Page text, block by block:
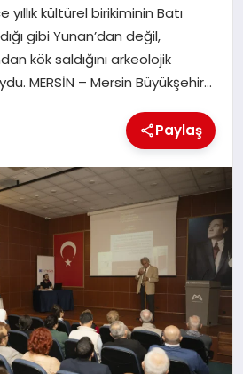
yıllık kültürel birikiminin Batı
gibi Yunan’dan değil,
kök saldığını arkeolojik
MERSİN – Mersin Büyükşehir…
Paylaş